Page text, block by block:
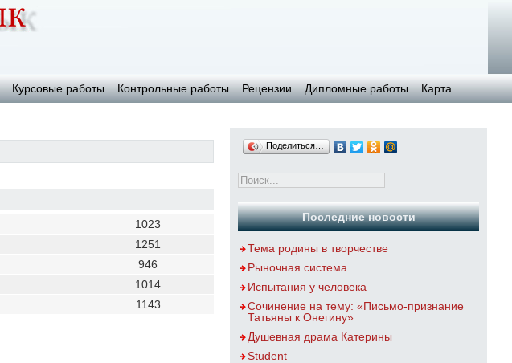
Курсовые работы Контрольные работы Рецензии Дипломные работы Карта
1023
1251
946
1014
1143
Поделиться…
Последние новости
Тема родины в творчестве
Рыночная система
Испытания у человека
Сочинение на тему: «Письмо-признание
Татьяны к Онегину»
Душевная драма Катерины
Student